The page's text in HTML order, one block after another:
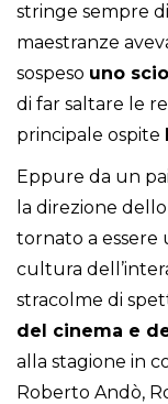
stringe sempre
maestranze
sospeso uno
di far saltare le
principale ospite
Eppure da un
la direzione
tornato a
cultura
stracolme di
del cinema e
alla stagione in
Roberto Andò,